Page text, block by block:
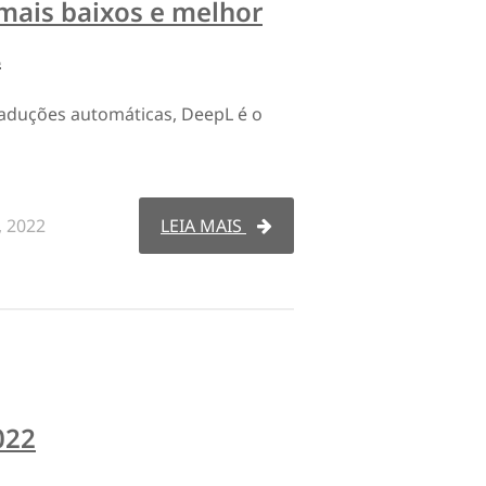
baixos e melhor
automáticas, DeepL é o
2022 LEIA MAIS